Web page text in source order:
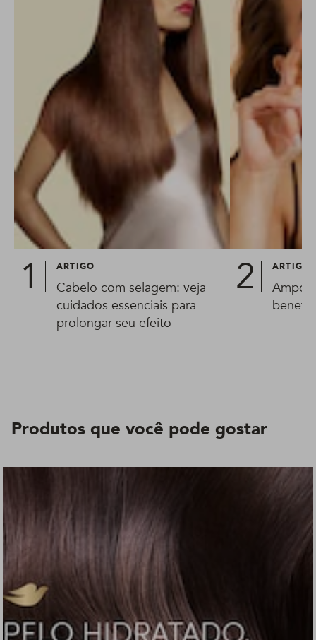
ARTIGO
Cabelo com selagem: veja
cuidados essenciais para
prolongar seu efeito
ARTIGO
Produtos que você pode gostar